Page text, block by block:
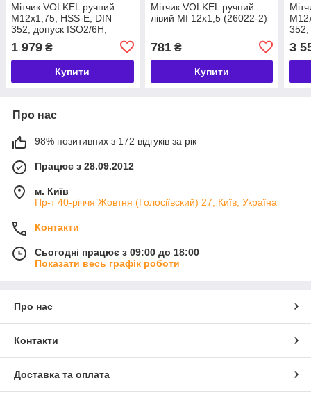
Мітчик VOLKEL ручний
М12х1,75, HSS-E, DIN
352, допуск ISO2/6H,
29х75 мм, різьба DIN 13,
висока ріжуча здатність,
абразивні
1 979 ₴
Купити
Мітчик VOLKEL ручний
лівий Мf 12х1,5 (26022-2)
781₴
Купити
352,
3
Про нас
98% позитивних з 172 відгуків за рік
Працює з 28.09.2012
м. Київ
Пр-т 40-річчя Жовтня (Голосіївский) 27, Київ, Україна
Контакти
Сьогодні працює з 09:00 до 18:00
Показати весь графік роботи
Про нас
Контакти
Доставка та оплата